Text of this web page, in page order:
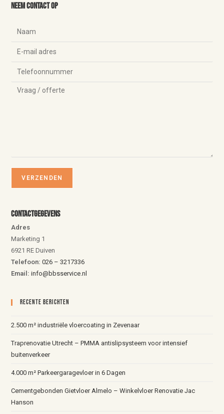
Neem contact op
Contactgegevens
Adres
Marketing 1
6921 RE Duiven
Telefoon:026 – 3217336
Email: info@bbsservice.nl
Recente Berichten
2.500 m² industriële vloercoating in Zevenaar
Traprenovatie Utrecht – PMMA antislipsysteem voor intensief
buitenverkeer
4.000 m² Parkeergaragevloer in 6 Dagen
Cementgebonden Gietvloer Almelo – Winkelvloer Renovatie Jac
Hanson